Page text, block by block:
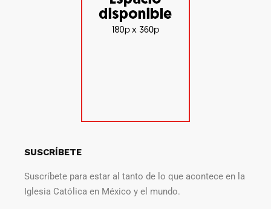
SUSCRÍBETE
Suscríbete para estar al tanto de lo que acontece en la
Iglesia Católica en México y el mundo.